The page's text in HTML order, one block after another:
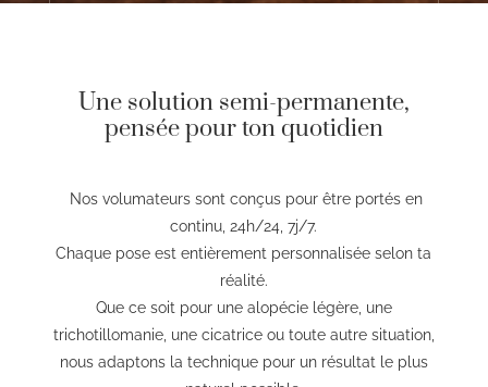
Une solution semi-permanente,
pensée pour ton quotidien
Nos volumateurs sont conçus pour être portés en
continu, 24h/24, 7j/7.
Chaque pose est entièrement personnalisée selon ta
réalité.
Que ce soit pour une alopécie légère, une
trichotillomanie, une cicatrice ou toute autre situation,
nous adaptons la technique pour un résultat le plus